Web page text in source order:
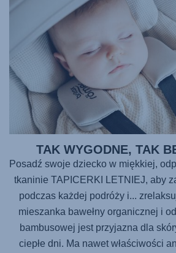
TAK WYGODNE, TAK
Posadź swoje dziecko w miękkiej,
tkaninie TAPICERKI LETNIEJ, aby
podczas każdej podróży i...
mieszanka bawełny organicznej i
bambusowej jest przyjazna dla
ciepłe dni. Ma nawet właściwości